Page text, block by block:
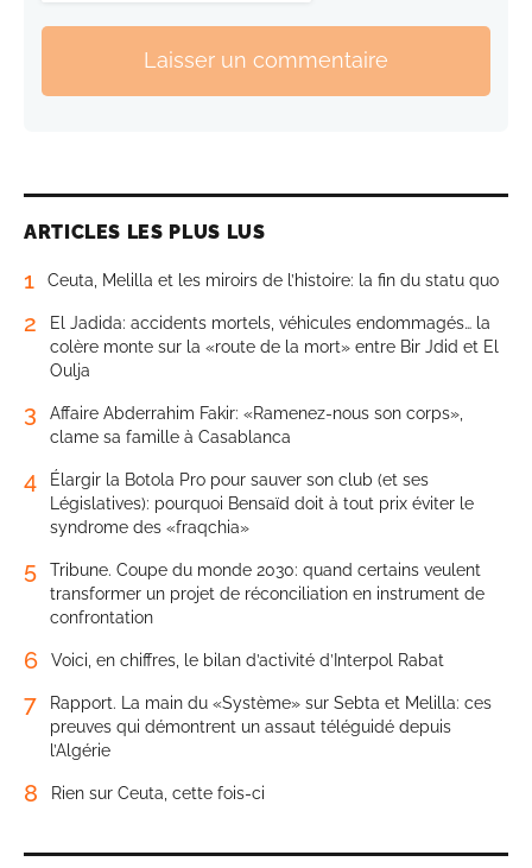
Laisser un commentaire
ARTICLES LES PLUS LUS
1 Ceuta, Melilla et les miroirs de l’histoire: la fin du statu quo
2
El Jadida: accidents mortels, véhicules endommagés… la
colère monte sur la «route de la mort» entre Bir Jdid et El
Oulja
3
Affaire Abderrahim Fakir: «Ramenez-nous son corps»,
clame sa famille à Casablanca
4
Élargir la Botola Pro pour sauver son club (et ses
Législatives): pourquoi Bensaïd doit à tout prix éviter le
syndrome des «fraqchia»
5
Tribune. Coupe du monde 2030: quand certains veulent
transformer un projet de réconciliation en instrument de
confrontation
6 Voici, en chiffres, le bilan d’activité d’Interpol Rabat
7
Rapport. La main du «Système» sur Sebta et Melilla: ces
preuves qui démontrent un assaut téléguidé depuis
l’Algérie
8 Rien sur Ceuta, cette fois-ci